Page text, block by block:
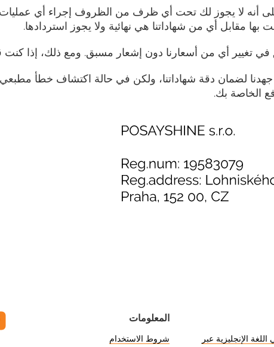
أنه لا يجوز لك تحت أي ظرف من الظروف إجراء أي
مقابل أي من شهاداتنا هي نهائية ولا يجوز استردادها.
تغيير أي من أسعارنا دون إشعار مسبق. ومع ذلك، إذا كنت
لضمان دقة شهاداتنا، ولكن في حالة اكتشاف خطأ مطبعي
الخاصة بك.
اللغة الإنجليزية عبر
المعلومات
شروط الاستخدام